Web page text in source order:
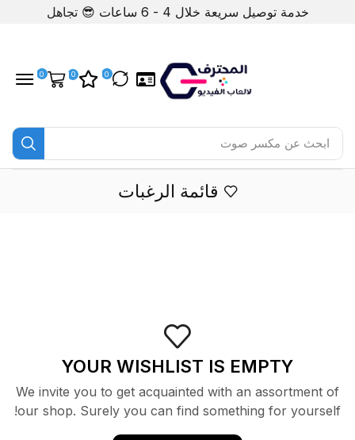
خدمة توصيل سريعة خلال 4 - 6 ساعات 😎 تجاهل
ابحث عن مكسر صوت
0
0
0
قائمة الرغبات
YOUR WISHLIST IS EMPTY
We invite you to get acquainted with an assortment of
our shop. Surely you can find something for yourself!